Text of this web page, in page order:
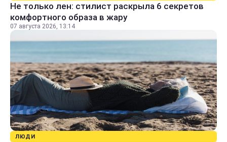
Не только лен: стилист раскрыла 6 секретов
комфортного образа в жару
07 августа 2026, 13:14
ЛЮДИ